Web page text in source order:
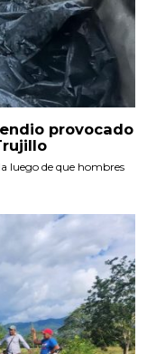
provocado
luego de que hombres